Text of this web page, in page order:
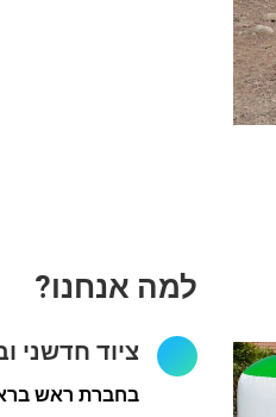
למה אנחנו?
ציוד חדשני
בחברת ראש